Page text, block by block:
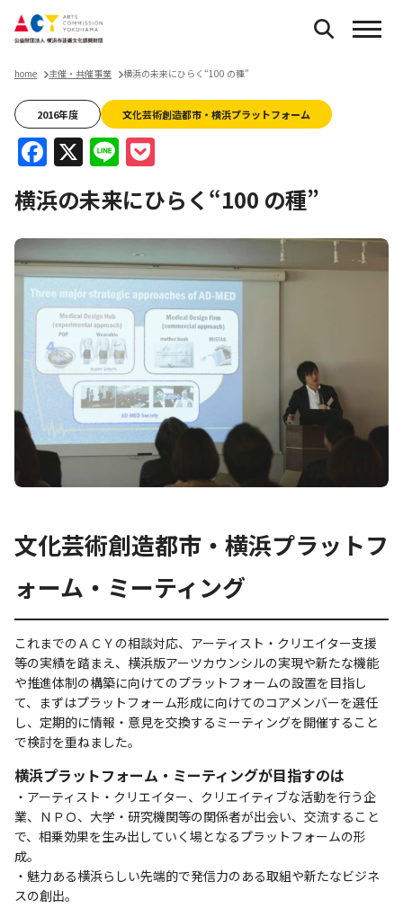
home 主催・共催事業 横浜の未来にひらく“100 の種”
2016年度 文化芸術創造都市・横浜プラットフォーム
Facebook
X Line
横浜の未来にひらく“100 の種”
文化芸術創造都市・横浜プラットフ
ォーム・ミーティング
これまでのＡＣＹの相談対応、アーティスト・クリエイター支援
等の実績を踏まえ、横浜版アーツカウンシルの実現や新たな機能
や推進体制の構築に向けてのプラットフォームの設置を目指し
て、まずはプラットフォーム形成に向けてのコアメンバーを選任
し、定期的に情報・意見を交換するミーティングを開催すること
で検討を重ねました。
横浜プラットフォーム・ミーティングが目指すのは
・アーティスト・クリエイター、クリエイティブな活動を行う企
業、ＮＰＯ、大学・研究機関等の関係者が出会い、交流すること
で、相乗効果を生み出していく場となるプラットフォームの形
成。
・魅力ある横浜らしい先端的で発信力のある取組や新たなビジネ
スの創出。